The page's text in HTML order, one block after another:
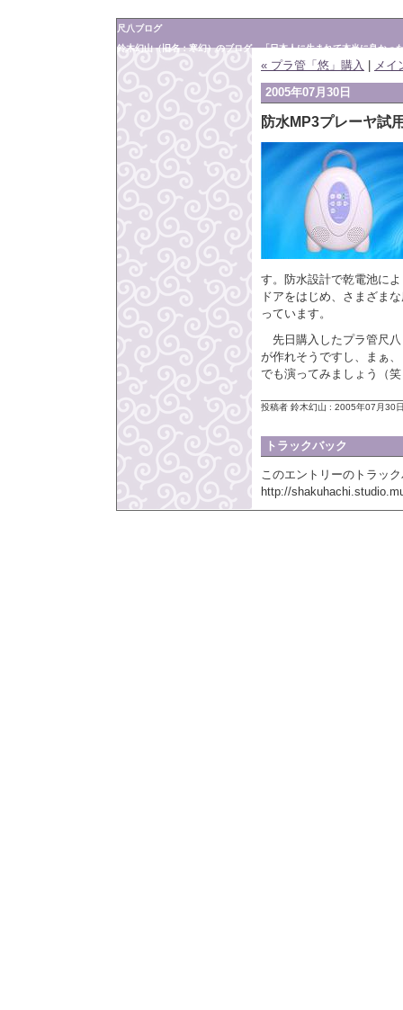
尺八ブログ
鈴木幻山（旧名：寒幻）のブログ 「日本人に生まれて本当に良かっ
« プラ管「悠」購入
メイ
2005年07月30日
防水MP3プレーヤ
す。防水設計で乾電池に
ドアをはじめ、さまざま
っています。
先日購入したプラ管尺
が作れそうですし、まぁ
でも演ってみましょう（
投稿者 鈴木幻山 : 2005年07月30
トラックバック
このエントリーのトラッ
http://